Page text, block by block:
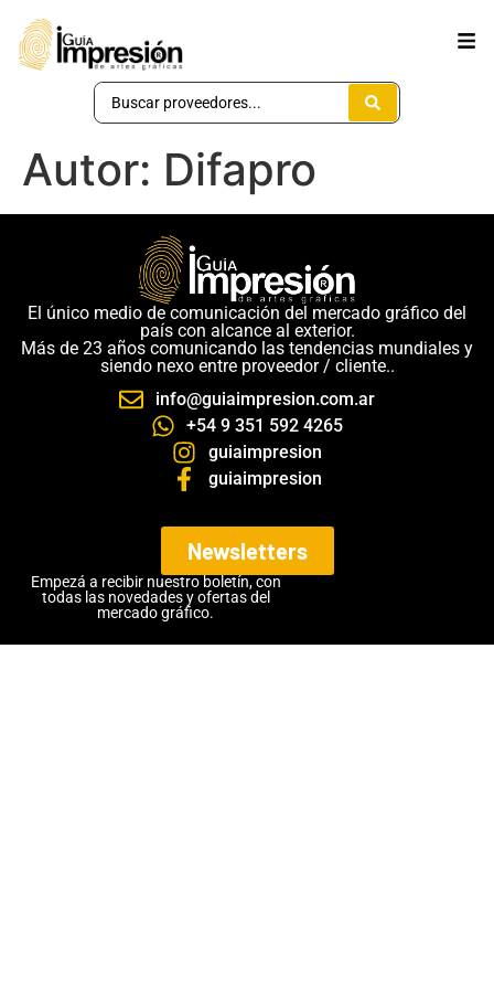
Autor: Difapro
El único medio de comunicación del mercado gráfico del
país con alcance al exterior.
Más de 23 años comunicando las tendencias mundiales y
siendo nexo entre proveedor / cliente..
info@guiaimpresion.com.ar
+54 9 351 592 4265
guiaimpresion
guiaimpresion
Newsletters
Empezá a recibir nuestro boletín, con
todas las novedades y ofertas del
mercado gráfico.